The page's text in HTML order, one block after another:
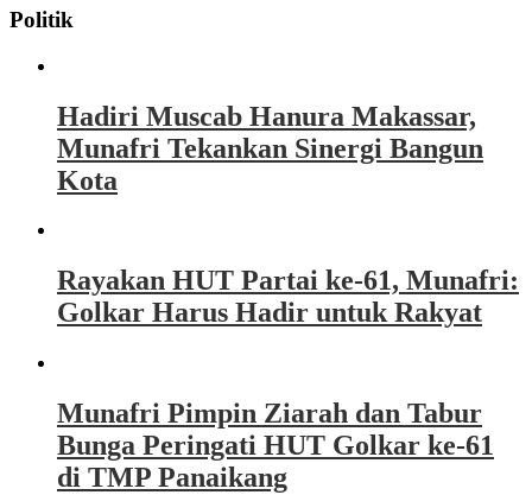
Politik
Hadiri Muscab Hanura Makassar,
Munafri Tekankan Sinergi Bangun
Kota
Rayakan HUT Partai ke-61, Munafri:
Golkar Harus Hadir untuk Rakyat
Munafri Pimpin Ziarah dan Tabur
Bunga Peringati HUT Golkar ke-61
di TMP Panaikang